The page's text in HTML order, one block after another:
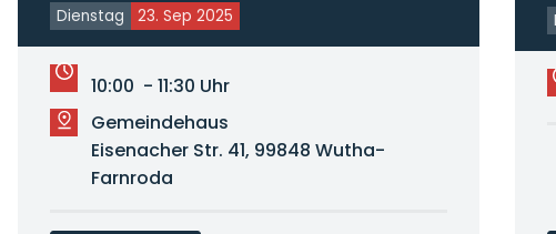
Dienstag 23. Sep 2025
10:00 - 11:30 Uhr
Gemeindehaus
Eisenacher Str. 41, 99848 Wutha-
Farnroda